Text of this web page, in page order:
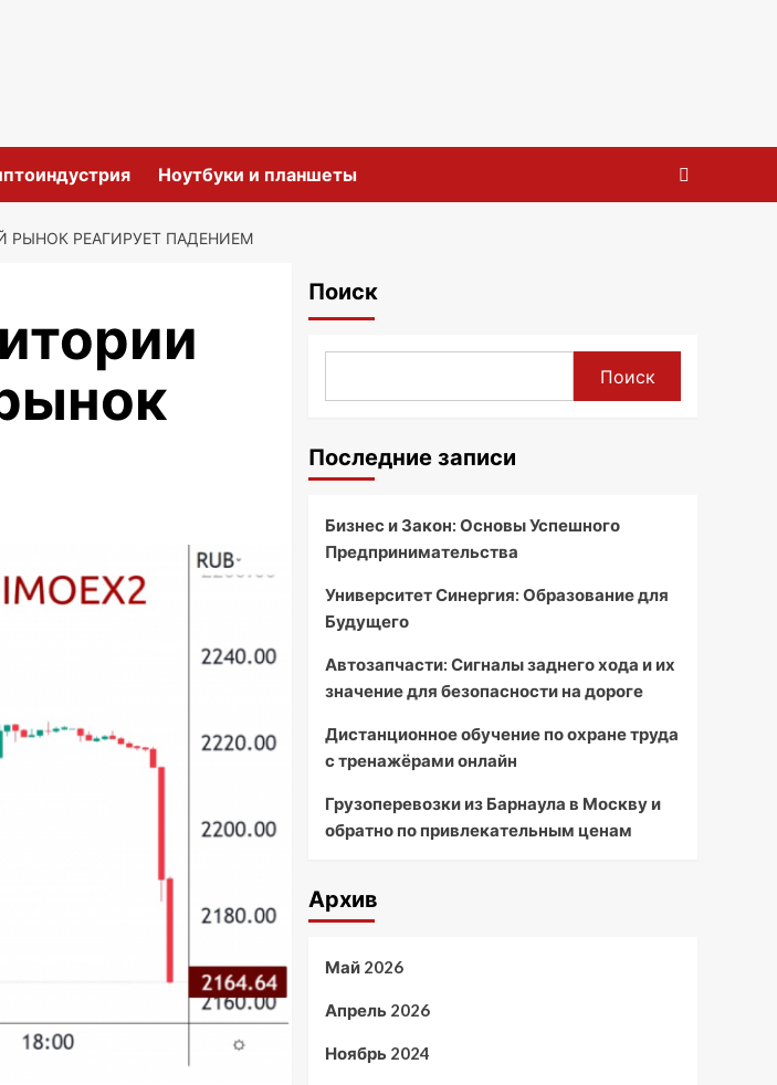
Ноутбуки и планшеты
РЕАГИРУЕТ ПАДЕНИЕМ
Поиск
Поиск
Последние записи
Бизнес и Закон: Основы Успешного
Предпринимательства
Университет Синергия: Образование для
Будущего
Автозапчасти: Сигналы заднего хода и их
значение для безопасности на дороге
Дистанционное обучение по охране труда
с тренажёрами онлайн
Грузоперевозки из Барнаула в Москву и
обратно по привлекательным ценам
Архив
Май 2026
Апрель 2026
Ноябрь 2024